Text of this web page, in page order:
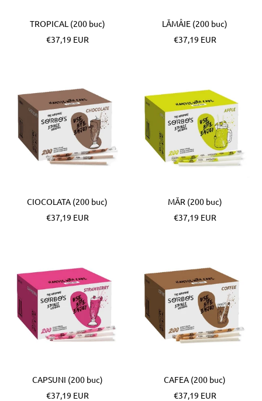
TROPICAL (200 buc)
Pret
€37,19 EUR
LĂMÂIE (200 buc)
Pret
€37,19 EUR
CIOCOLATA (200 buc)
Pret
€37,19 EUR
MĂR (200 buc)
Pret
€37,19 EUR
CAPSUNI (200 buc)
Pret
€37,19 EUR
CAFEA (200 buc)
Pret
€37,19 EUR